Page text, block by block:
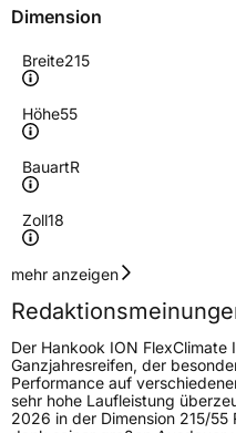
Dimension
Breite215
Höhe55
BauartR
Zoll18
Geschwindigkeitsindex
Höchstgeschwindigkeit
240
Lastindex99
Höchstlast775 kg
mehr anzeigen
Der Hankook ION FlexClimate
Ganzjahresreifen, der
Performance auf
sehr hohe Laufleistung
2026 in der Dimension 215/